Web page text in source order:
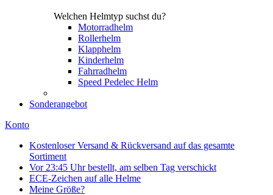
Welchen Helmtyp suchst du?
Motorradhelm
Rollerhelm
Klapphelm
Kinderhelm
Fahrradhelm
Speed Pedelec Helm
Sonderangebot
Konto
Kostenloser Versand & Rückversand auf das gesamte
Sortiment
Vor 23:45 Uhr bestellt, am selben Tag verschickt
ECE-Zeichen auf alle Helme
Meine Größe?